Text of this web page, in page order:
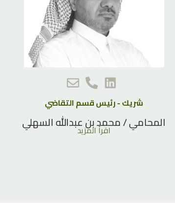
شريك - رئيس قسم التقاضي
المحامي / محمد بن عبدالله السهلي
اقرأ المزيد